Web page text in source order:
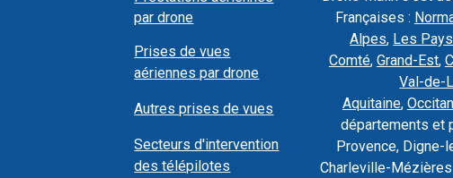
par drone
Prises de vues
aériennes par drone
Autres prises de vues
Secteurs d'intervention
des télépilotes
Françaises :
Alpes, Les
Comté, Grand-Est,
Val-de-
Aquitaine,
départements et
Provence,
Charleville-